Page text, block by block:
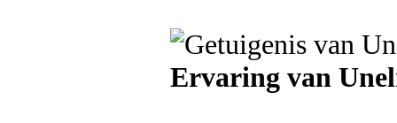
Ervaring van